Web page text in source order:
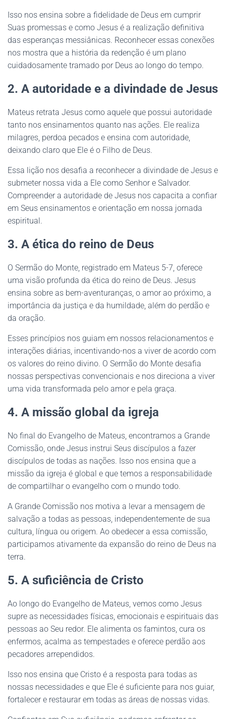
Isso nos ensina sobre a fidelidade de Deus em cumprir
Suas promessas e como Jesus é a realização definitiva
das esperanças messiânicas. Reconhecer essas conexões
nos mostra que a história da redenção é um plano
cuidadosamente tramado por Deus ao longo do tempo.
2. A autoridade e a divindade de Jesus
Mateus retrata Jesus como aquele que possui autoridade
tanto nos ensinamentos quanto nas ações. Ele realiza
milagres, perdoa pecados e ensina com autoridade,
deixando claro que Ele é o Filho de Deus.
Essa lição nos desafia a reconhecer a divindade de Jesus e
submeter nossa vida a Ele como Senhor e Salvador.
Compreender a autoridade de Jesus nos capacita a confiar
em Seus ensinamentos e orientação em nossa jornada
espiritual.
3. A ética do reino de Deus
O Sermão do Monte, registrado em Mateus 5-7, oferece
uma visão profunda da ética do reino de Deus. Jesus
ensina sobre as bem-aventuranças, o amor ao próximo, a
importância da justiça e da humildade, além do perdão e
da oração.
Esses princípios nos guiam em nossos relacionamentos e
interações diárias, incentivando-nos a viver de acordo com
os valores do reino divino. O Sermão do Monte desafia
nossas perspectivas convencionais e nos direciona a viver
uma vida transformada pelo amor e pela graça.
4. A missão global da igreja
No final do Evangelho de Mateus, encontramos a Grande
Comissão, onde Jesus instrui Seus discípulos a fazer
discípulos de todas as nações. Isso nos ensina que a
missão da igreja é global e que temos a responsabilidade
de compartilhar o evangelho com o mundo todo.
A Grande Comissão nos motiva a levar a mensagem de
salvação a todas as pessoas, independentemente de sua
cultura, língua ou origem. Ao obedecer a essa comissão,
participamos ativamente da expansão do reino de Deus na
terra.
5. A suficiência de Cristo
Ao longo do Evangelho de Mateus, vemos como Jesus
supre as necessidades físicas, emocionais e espirituais das
pessoas ao Seu redor. Ele alimenta os famintos, cura os
enfermos, acalma as tempestades e oferece perdão aos
pecadores arrependidos.
Isso nos ensina que Cristo é a resposta para todas as
nossas necessidades e que Ele é suficiente para nos guiar,
fortalecer e restaurar em todas as áreas de nossas vidas.